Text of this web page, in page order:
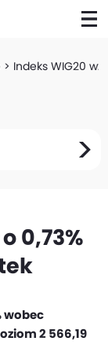
Indeks WIG20
0,73%
wobec
2 566,19